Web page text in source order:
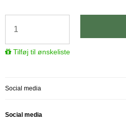
Tilføj til ønskeliste
Social media
Social media